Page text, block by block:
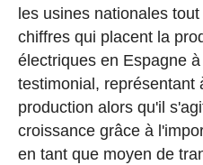
les usines nationales
chiffres qui placent la
électriques en Espagne
testimonial, représentant
production alors qu'il
croissance grâce à
en tant que moyen de